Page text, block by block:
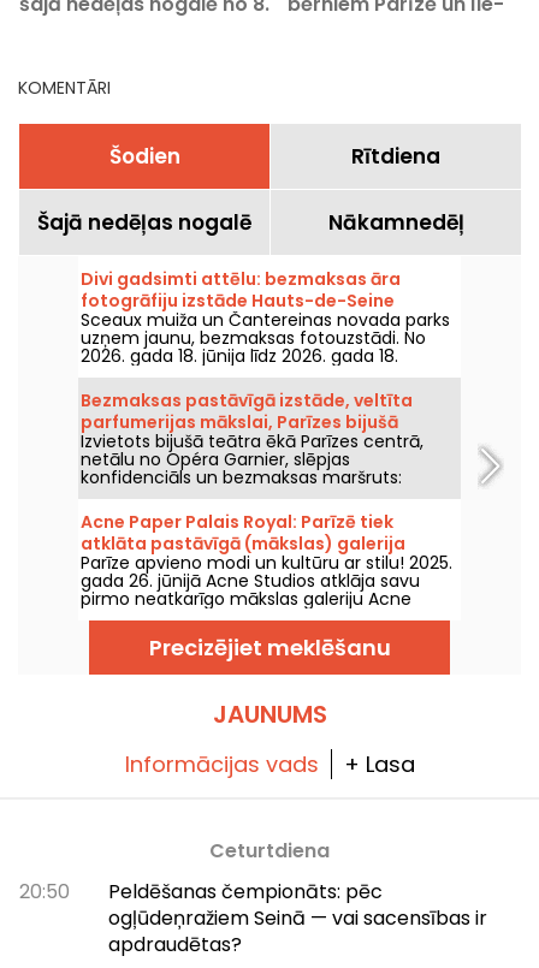
KOMENTĀRI
Šodien Rītdiena
Šajā nedēļas nogalē Nākamnedēļ
Divi gadsimti attēlu: bezmaksas āra
fotogrāfiju izstāde Hauts-de-Seine
Sceaux muiža un Čantereinas novada parks
uzņem jaunu, bezmaksas fotouzstādi. No
2026. gada 18. jūnija līdz 2026. gada 18.
decembrim iepazīstieties ar izstādi "Divi
gadsimti attēlu".
Bezmaksas pastāvīgā izstāde, veltīta
parfumerijas mākslai, Parīzes bijušā
teātra sirdī
Izvietots bijušā teātra ēkā Parīzes centrā,
netālu no Opéra Garnier, slēpjas
konfidenciāls un bezmaksas maršruts:
Parfūmu teātris — neliels vēsturiska muzeja
objekts, veltīts parfumerijas mākslai. Uzzini
vairāk!
Acne Paper Palais Royal: Parīzē tiek
atklāta pastāvīgā (mākslas) galerija
zīmolam Acne Studios
Parīze apvieno modi un kultūru ar stilu! 2025.
gada 26. jūnijā Acne Studios atklāja savu
pirmo neatkarīgo mākslas galeriju Acne
Paper Palais Royal, kas atrodas Palais Royal
pasāžu paspārnē. Jauna mākslinieciska vieta
1. rajona sirdī.Precizējiet meklēšanu
JAUNUMS
Informācijas vads + Lasa
Ceturtdiena
20:50
Peldēšanas čempionāts: pēc
ogļūdeņražiem Seinā — vai sacensības ir
apdraudētas?